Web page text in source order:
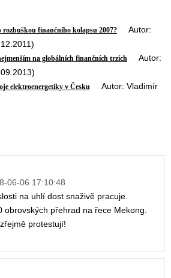
finančního kolapsu 2007? Autor:
na globálních finančních trzích Autor:
elektroenergetiky v Česku Autor: Vladimír
06-06 17:10:48
na uhlí dost snaživě pracuje.
obrovských přehrad na řece Mekong.
protestují!